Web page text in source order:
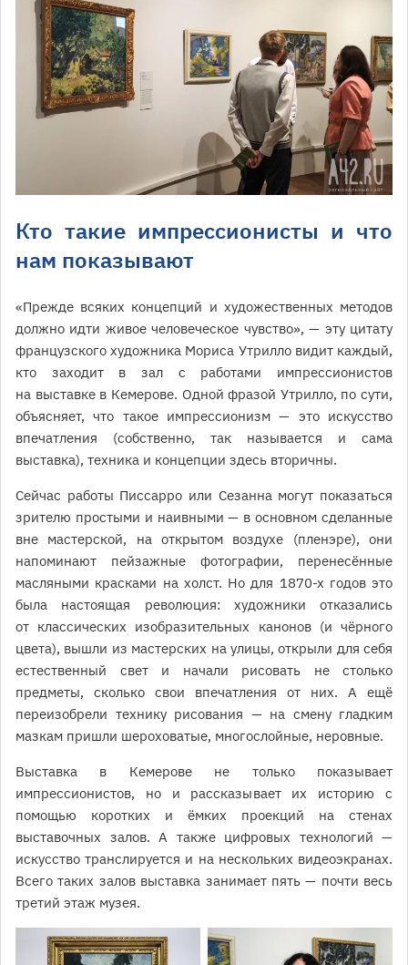
Кто такие импрессионисты и что
нам показывают
«Прежде всяких концепций и художественных методов
должно идти живое человеческое чувство», — эту цитату
французского художника Мориса Утрилло видит каждый,
кто заходит в зал с работами импрессионистов
на выставке в Кемерове. Одной фразой Утрилло, по сути,
объясняет, что такое импрессионизм — это искусство
впечатления (собственно, так называется и сама
выставка), техника и концепции здесь вторичны.
Сейчас работы Писсарро или Сезанна могут показаться
зрителю простыми и наивными — в основном сделанные
вне мастерской, на открытом воздухе (пленэре), они
напоминают пейзажные фотографии, перенесённые
масляными красками на холст. Но для 1870-х годов это
была настоящая революция: художники отказались
от классических изобразительных канонов (и чёрного
цвета), вышли из мастерских на улицы, открыли для себя
естественный свет и начали рисовать не столько
предметы, сколько свои впечатления от них. А ещё
переизобрели технику рисования — на смену гладким
мазкам пришли шероховатые, многослойные, неровные.
Выставка в Кемерове не только показывает
импрессионистов, но и рассказывает их историю с
помощью коротких и ёмких проекций на стенах
выставочных залов. А также цифровых технологий —
искусство транслируется и на нескольких видеоэкранах.
Всего таких залов выставка занимает пять — почти весь
третий этаж музея.